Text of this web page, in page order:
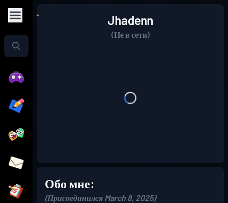
Jhadenn
(Не в сети)
Обо мне:
(Присоединился March 8, 2025)